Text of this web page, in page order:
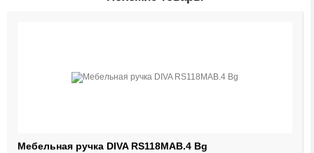
Мебельная ручка DIVA RS118MAB.4 Bg